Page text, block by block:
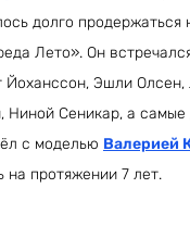
долго продержаться
Лето». Он
Йоханссон, Эшли
Ниной Сеникар, а самые
с моделью Валерией
на протяжении 7 лет.